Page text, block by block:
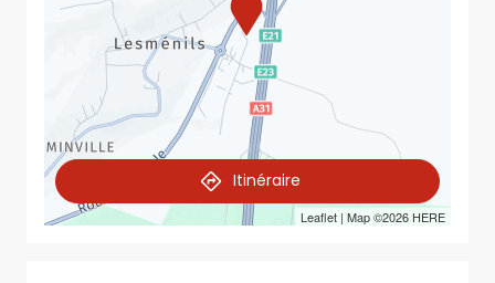
Leaflet | Map ©2026 HERE
Itinéraire